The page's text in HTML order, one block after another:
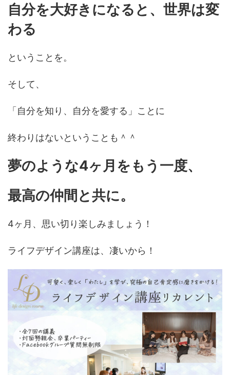
自分を大好きになると、世界は変
わる
ということを。
そして、
「自分を知り、自分を愛する」ことに
終わりはないということも＾＾
夢のような4ヶ月をもう一度、
最高の仲間と共に。
4ヶ月、思い切り楽しみましょう！
ライフデザイン講座は、凄いから！